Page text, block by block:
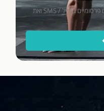
בהרשמה אני מאשר/ת קבלת מסרים פרסומיים במייל / SMS ואת